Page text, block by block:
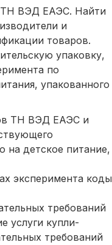
ТН ВЭД ЕАЭС. Найти
и
товаров.
упаковку,
по
упакованного
ТН ВЭД ЕАЭС и
на детское питание,
эксперимента коды
требований
услуги купли-
требований